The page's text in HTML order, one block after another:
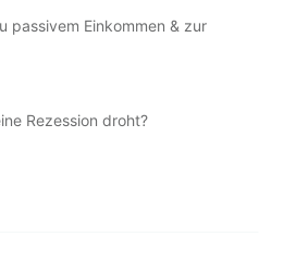
passivem Einkommen & zur
Rezession droht?